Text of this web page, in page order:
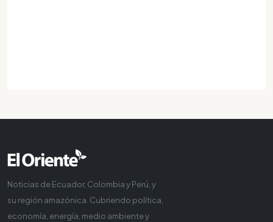
Noticias de Ecuador, Colombia y Perú, y
su región amazónica. Cubriendo política,
economía, energía, medio ambiente y